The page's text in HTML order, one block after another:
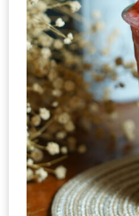
งบ
ไม่
บาน
ปลาย
อิ่ม
ลล์
ไม่
เกิน